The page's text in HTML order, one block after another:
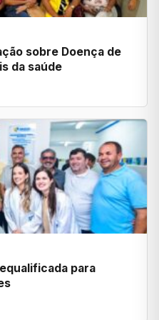
sobre Doença de
da saúde
para